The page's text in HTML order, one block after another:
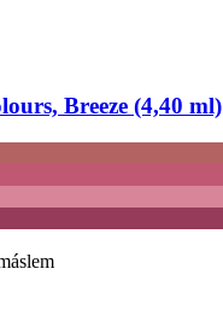
Breeze (4,40 ml)